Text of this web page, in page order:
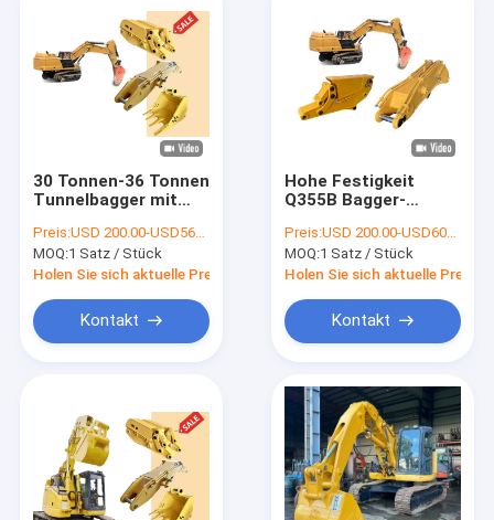
Bitte um ein Angebot
Boom der Baggerlangen strecke
Bagger Telescopic Boom
Teleskopischer Dipperarm
Bagger-Telescopic-Arm
treibender Arm des Baggerstapels
Ausgrabungsmaschine, Steingarm
Materialbearbeitungsbagger
30 Tonnen-36 Tonnen
Tunnelbagger mit
Arm mit
vergrößerten
Zylindern
Preis:USD 200.00-USD5680.00
MOQ:1 Satz / Stück
Holen Sie sich aktuelle Preis
Kontakt
Hohe Festigkeit
Q355B Bagger-
Anpassbares Bagger-
Boom-Befestigung
Preis:USD 200.00-USD6000.00
MOQ:1 Satz / Stück
Holen Sie sich aktuelle Preis
Kontakt